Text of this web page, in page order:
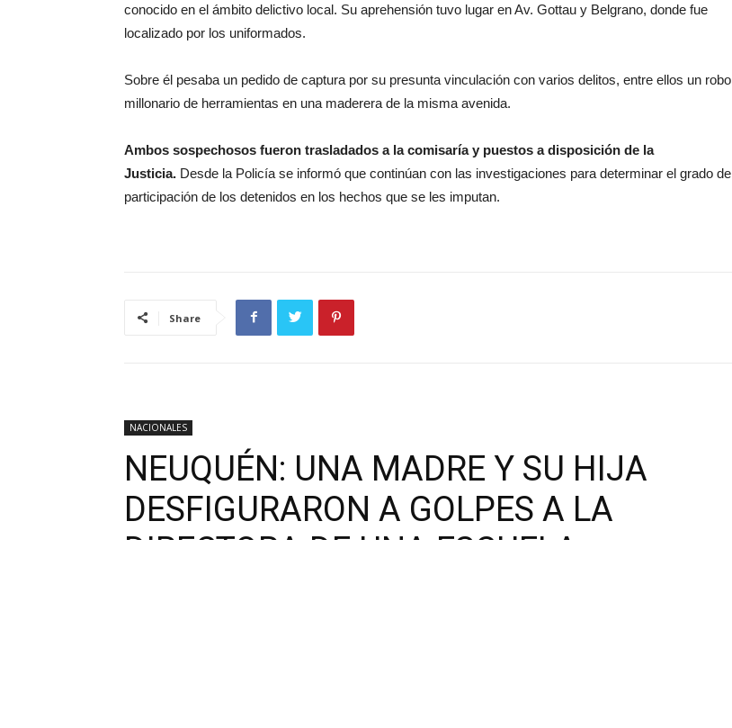
conocido en el ámbito delictivo local. Su aprehensión tuvo lugar en Av. Gottau y Belgrano, donde fue
localizado por los uniformados.
Sobre él pesaba un pedido de captura por su presunta vinculación con varios delitos, entre ellos un robo
millonario de herramientas en una maderera de la misma avenida.
Ambos sospechosos fueron trasladados a la comisaría y puestos a disposición de la
Justicia. Desde la Policía se informó que continúan con las investigaciones para determinar el grado de
participación de los detenidos en los hechos que se les imputan.
Share